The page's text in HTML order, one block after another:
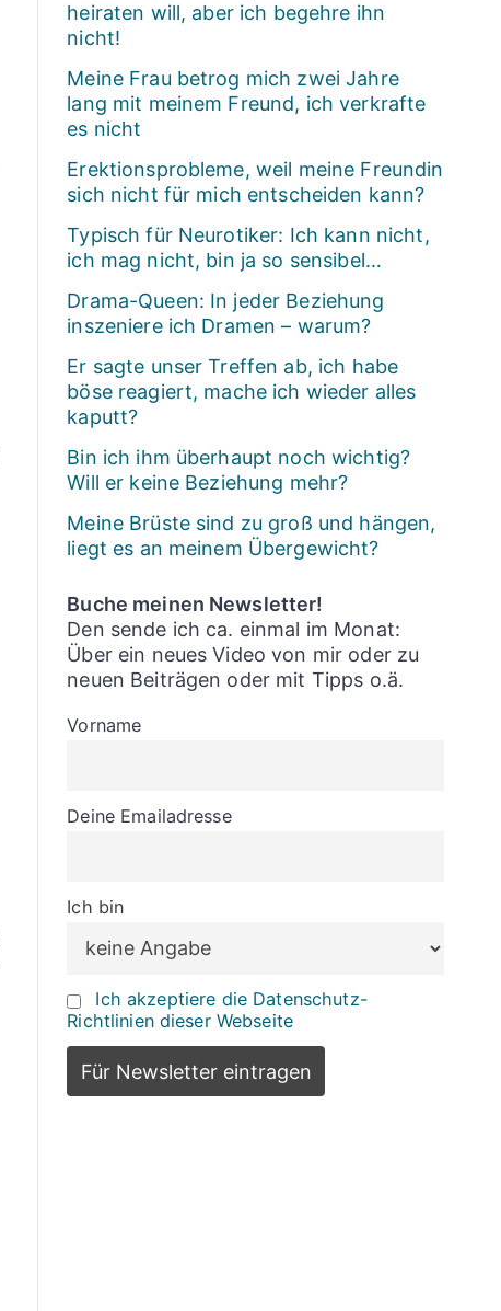
heiraten will, aber ich begehre ihn
nicht!
Meine Frau betrog mich zwei Jahre
lang mit meinem Freund, ich verkrafte
es nicht
Erektionsprobleme, weil meine Freundin
sich nicht für mich entscheiden kann?
Typisch für Neurotiker: Ich kann nicht,
ich mag nicht, bin ja so sensibel…
Drama-Queen: In jeder Beziehung
inszeniere ich Dramen – warum?
Er sagte unser Treffen ab, ich habe
böse reagiert, mache ich wieder alles
kaputt?
Bin ich ihm überhaupt noch wichtig?
Will er keine Beziehung mehr?
Meine Brüste sind zu groß und hängen,
liegt es an meinem Übergewicht?
Buche meinen Newsletter!
Den sende ich ca. einmal im Monat:
Über ein neues Video von mir oder zu
neuen Beiträgen oder mit Tipps o.ä.
Vorname
Deine Emailadresse
Ich bin
Ich akzeptiere die Datenschutz-
Richtlinien dieser Webseite